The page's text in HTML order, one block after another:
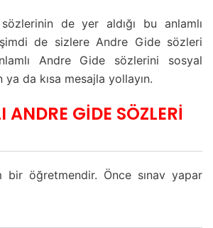
de yer aldığı bu anlamlı
de sizlere Andre Gide sözleri
Andre Gide sözlerini sosyal
ya da kısa mesajla yollayın.
ANDRE GİDE SÖZLERİ
bir öğretmendir. Önce sınav yapar